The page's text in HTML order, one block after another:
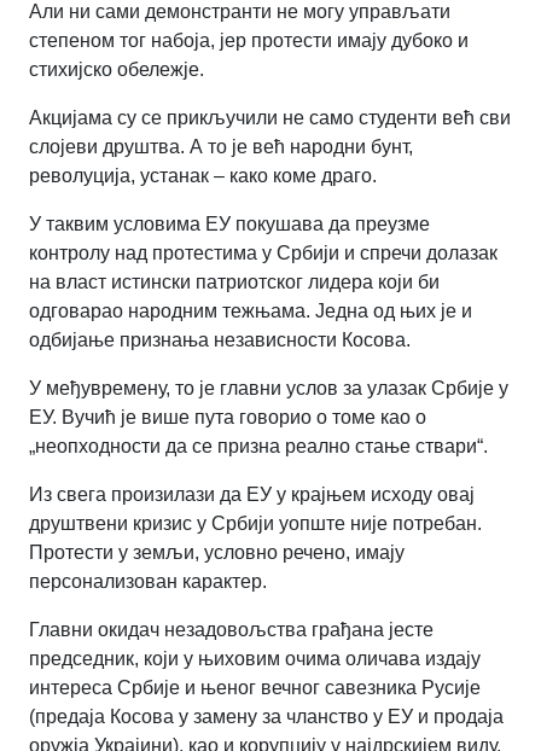
Али ни сами демонстранти не могу управљати
степеном тог набоја, јер протести имају дубоко и
стихијско обележје.
Акцијама су се прикључили не само студенти већ сви
слојеви друштва. А то је већ народни бунт,
револуција, устанак – како коме драго.
У таквим условима ЕУ покушава да преузме
контролу над протестима у Србији и спречи долазак
на власт истински патриотског лидера који би
одговарао народним тежњама. Једна од њих је и
одбијање признања независности Косова.
У међувремену, то је главни услов за улазак Србије у
ЕУ. Вучић је више пута говорио о томе као о
„неопходности да се призна реално стање ствари“.
Из свега произилази да ЕУ у крајњем исходу овај
друштвени кризис у Србији уопште није потребан.
Протести у земљи, условно речено, имају
персонализован карактер.
Главни окидач незадовољства грађана јесте
председник, који у њиховим очима оличава издају
интереса Србије и њеног вечног савезника Русије
(предаја Косова у замену за чланство у ЕУ и продаја
оружја Украјини), као и корупцију у најдрскијем виду.